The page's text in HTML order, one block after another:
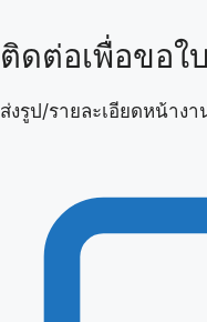
ติดต่อเพื่อขอใ
ส่งรูป/รายละเอียดหน้าง